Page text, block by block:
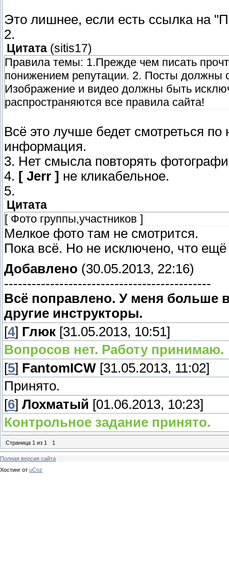
Это лишнее, если есть ссылка на
2.
Цитата (sitis17)
Правила темы: 1.Прежде чем писать
понижением репутации. 2. Посты должны
Изображение и видео должны быть
распространяются все правила сайта!
Всё это лучше бедет смотреться
информация.
3. Нет смысла повторять
4. [ Jerr ] не кликабельное.
5.
Цитата
[ Фото группы,участников ]
Мелкое фото там не смотрится.
Пока всё. Но не исключено, что ещё
Добавлено (30.05.2013, 22:16)
---------------------------------------------
Всё поправлено. У меня больше
другие инструкторы.
[4] Глюк [31.05.2013, 10:51]
Вопросов нет. Работу принимаю.
[5] FantomICW [31.05.2013, 11:02]
Принято.
[6] Лохматый [01.06.2013, 10:23]
Контрольное задание принято.
Страница 1 из 1 1
Полная версия сайта
Хостинг от uCoz